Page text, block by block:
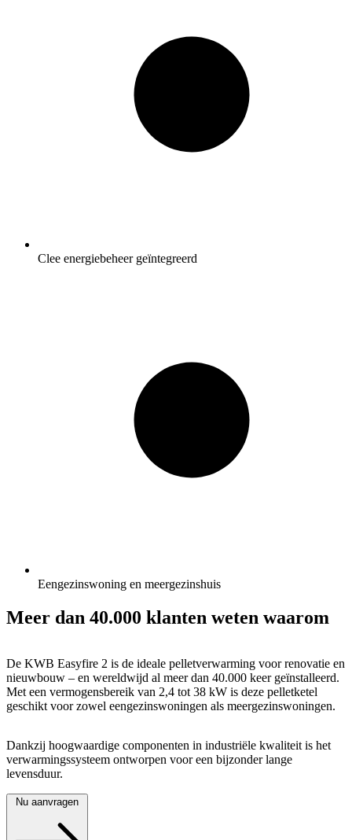
Clee energiebeheer geïntegreerd
Eengezinswoning en meergezinshuis
Meer dan 40.000 klanten weten waarom
De KWB Easyfire 2 is de ideale pelletverwarming voor renovatie en
nieuwbouw – en wereldwijd al meer dan 40.000 keer geïnstalleerd.
Met een vermogensbereik van 2,4 tot 38 kW is deze pelletketel
geschikt voor zowel eengezinswoningen als meergezinswoningen.
Dankzij hoogwaardige componenten in industriële kwaliteit is het
verwarmingssysteem ontworpen voor een bijzonder lange
levensduur.
Nu aanvragen